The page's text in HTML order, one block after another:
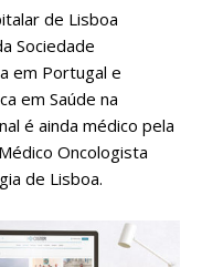
de Lisboa
Sociedade
em Portugal e
em Saúde na
é ainda médico pela
Oncologista
de Lisboa.